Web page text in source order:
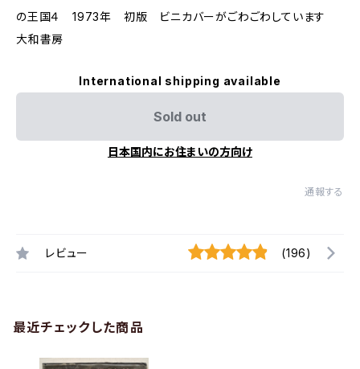
の王国４ 1973年 初版 ビニカバーがごわごわしています
大和書房
International shipping available
Sold out
日本国内にお住まいの方向け
通報する
レビュー (196)
最近チェックした商品